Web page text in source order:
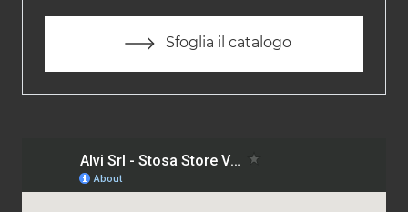
Sfoglia il catalogo